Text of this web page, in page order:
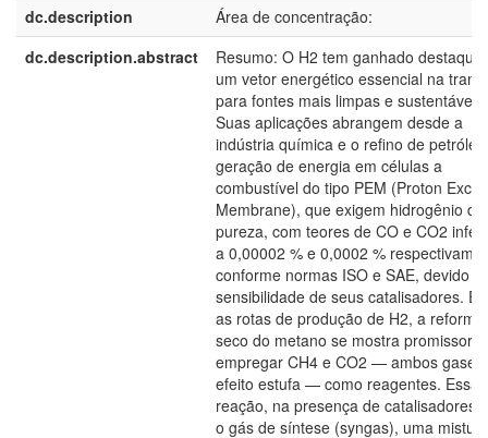
dc.description
Área de concentração:
dc.description.abstract
Resumo: O H2 tem ganhado destaque
um vetor energético essencial na
para fontes mais limpas e sustentáveis.
Suas aplicações abrangem desde a
indústria química e o refino de
geração de energia em células a
combustível do tipo PEM (Proton
Membrane), que exigem hidrogênio
pureza, com teores de CO e CO2
a 0,00002 % e 0,0002 %
conforme normas ISO e SAE, devido à
sensibilidade de seus catalisadores.
as rotas de produção de H2, a
seco do metano se mostra promissora
empregar CH4 e CO2 — ambos gases
efeito estufa — como reagentes. Essa
reação, na presença de catalisadores,
o gás de síntese (syngas), uma mistura